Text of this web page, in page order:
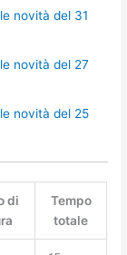
novità del 31
novità del 27
novità del 25
di
Tempo
totale